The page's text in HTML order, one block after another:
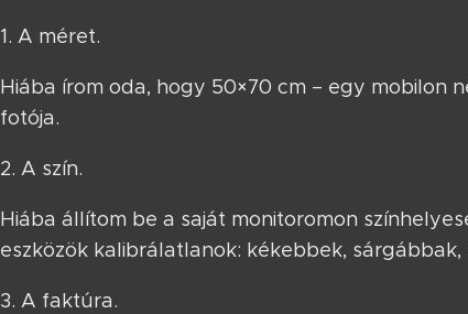
1. A méret.
Hiába írom oda, hogy 50×70 cm – egy mobilon
fotója.
2. A szín.
Hiába állítom be a saját monitoromon
eszközök kalibrálatlanok: kékebbek,
3. A faktúra.